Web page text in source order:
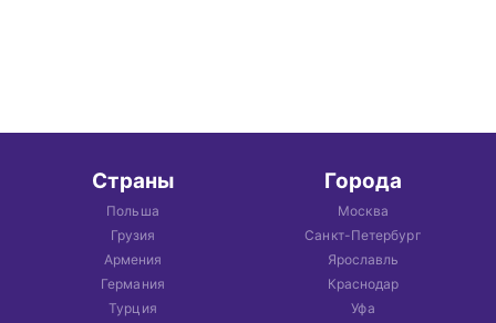
Страны
Польша
Грузия
Армения
Германия
Турция
Города
Москва
Санкт-Петербург
Ярославль
Краснодар
Уфа